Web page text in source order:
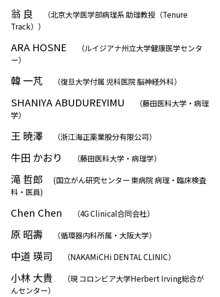
翁 良
（北京大学医学部病理系 助理教授（Tenure
Track））
ARA HOSNE
（ルイジアナ州立大学健康医学センタ
ー）
韓 一芃 （復旦大学付属 児科医院 脳神経外科）
SHANIYA ABUDUREYIMU
（藤田医科大学・病理
学）
王 暁澤 （浙江海正薬業股分有限公司）
牛田 かおり （藤田医科大学・病理学）
滝 哲郎
(国立がん研究センター 東病院 病理・臨床検査
科・医員)
Chen Chen （4G Clinical合同会社）
原 昭壽 （循環器内科所属・大阪大学）
中道 瑛司 （NAKAMiCHi DENTAL CLINIC）
小林 大貴
（現 コロンビア大学Herbert Irving総合が
んセンター）